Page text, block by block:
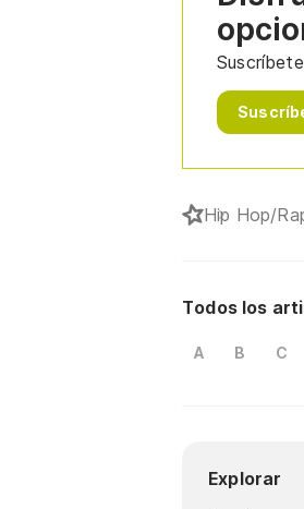
Hip Hop/
Todos los
A B C
Explorar